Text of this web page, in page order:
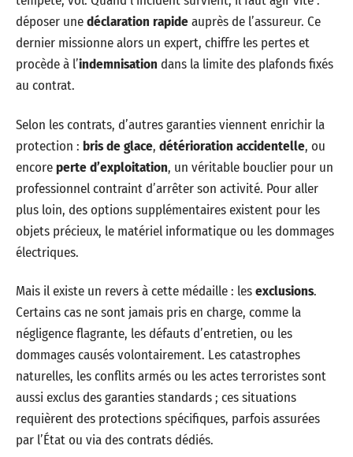
déposer unedéclaration rapideauprès de l’assureur. Ce
dernier missionne alors un expert, chiffre les pertes et
procède à l’indemnisation dans la limite des plafonds fixés
au contrat.
Selon les contrats, d’autres garanties viennent enrichir la
protection : bris de glace, détérioration accidentelle, ou
encoreperte d’exploitation, un véritable bouclier pour un
professionnel contraint d’arrêter son activité. Pour aller
plus loin, des options supplémentaires existent pour les
objets précieux, le matériel informatique ou les dommages
électriques.
Mais il existe un revers à cette médaille : lesexclusions.
Certains cas ne sont jamais pris en charge, comme la
négligence flagrante, les défauts d’entretien, ou les
dommages causés volontairement. Les catastrophes
naturelles, les conflits armés ou les actes terroristes sont
aussi exclus des garanties standards ; ces situations
requièrent des protections spécifiques, parfois assurées
par l’État ou via des contrats dédiés.